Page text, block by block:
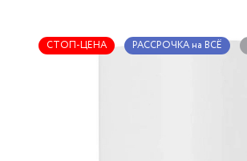
СТОП-ЦЕНА РАССРОЧКА на ВСЁ